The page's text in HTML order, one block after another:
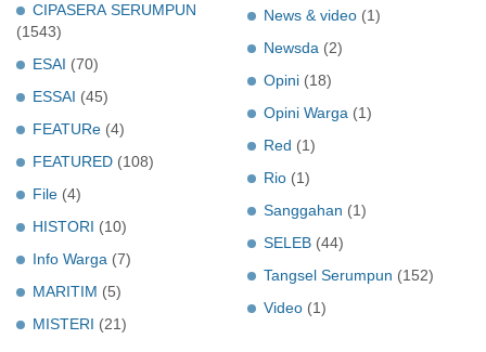
CIPASERA SERUMPUN
(1543)
ESAI (70)
ESSAI (45)
FEATURe (4)
FEATURED (108)
File (4)
HISTORI (10)
Info Warga (7)
MARITIM (5)
MISTERI (21)
News & video (1)
Newsda (2)
Opini (18)
Opini Warga (1)
Red (1)
Rio (1)
Sanggahan (1)
SELEB (44)
Tangsel Serumpun (152)
Video (1)